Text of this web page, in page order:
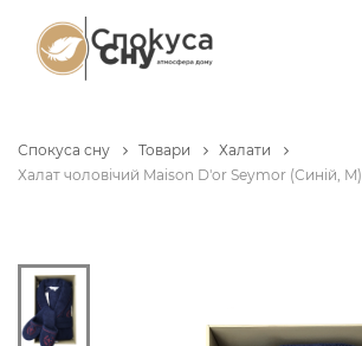
Спокуса сну Товари
Халати
Халат чоловічий Maison D'or Seymor (Синій, M)